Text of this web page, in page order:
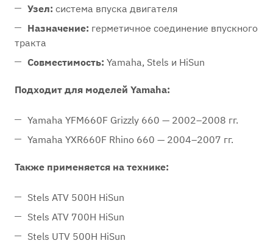
Узел: система впуска двигателя
Назначение: герметичное соединение впускного
тракта
Совместимость: Yamaha, Stels и HiSun
Подходит для моделей Yamaha:
Yamaha YFM660F Grizzly 660 — 2002–2008 гг.
Yamaha YXR660F Rhino 660 — 2004–2007 гг.
Также применяется на технике:
Stels ATV 500H HiSun
Stels ATV 700H HiSun
Stels UTV 500H HiSun